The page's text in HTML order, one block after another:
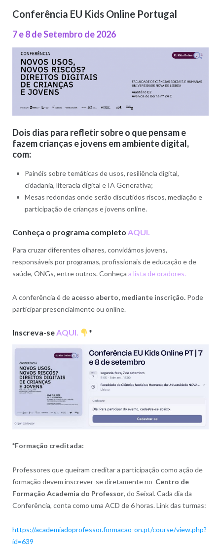
Conferência EU Kids Online Portugal
7 e 8 de Setembro de 2026
Dois dias para refletir sobre o que pensam e
fazem crianças e jovens em ambiente digital,
com:
Painéis sobre temáticas de usos, resiliência digital,
cidadania, literacia digital e IA Generativa;
Mesas redondas onde serão discutidos riscos, mediação e
participação de crianças e jovens online.
Conheça o programa completo AQUI.
Para cruzar diferentes olhares, convidámos jovens,
responsáveis por programas, profissionais de educação e de
saúde, ONGs, entre outros. Conheça a lista de oradores.
A conferência é de acesso aberto, mediante inscrição.Pode
participar presencialmente ou online.
Inscreva-seAQUI. *
*Formação creditada:
Professores que queiram creditar a participação como ação de
formação devem inscrever-se diretamente no Centro de
Formação Academia do Professor, do Seixal. Cada dia da
Conferência, conta como uma ACD de 6 horas. Link das turmas:
https://academiadoprofessor.formacao-on.pt/course/view.php?
id=639